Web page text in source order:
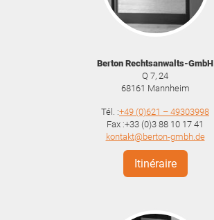
Berton Rechtsanwalts-GmbH
Q 7, 24
68161 Mannheim
Tél. :+49 (0)621 – 49303998
Fax :+33 (0)3 88 10 17 41
kontakt@berton-gmbh.de
Itinéraire